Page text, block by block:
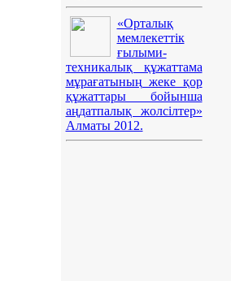
«Орталық
мемлекеттік
ғылыми-
техникалық құжаттама
мұрағатының жеке қор
құжаттары бойынша
аңдатпалық жолсілтер»
Алматы 2012.